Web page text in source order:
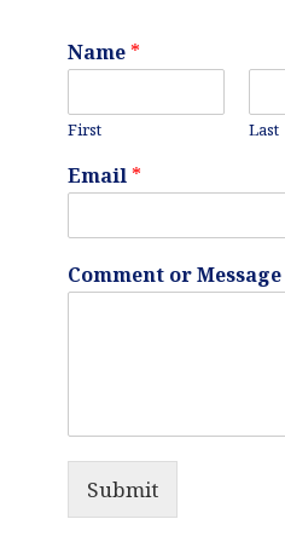
Name *
First Last
Email *
Comment or Message
Submit